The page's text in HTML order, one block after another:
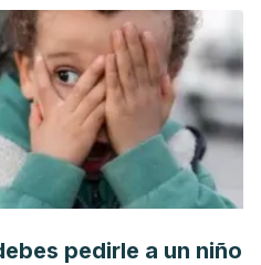
pedirle a un niño